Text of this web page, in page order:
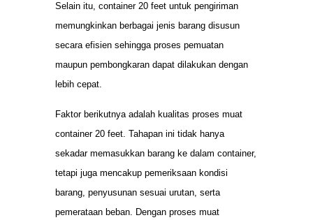
Selain itu, container 20 feet untuk pengiriman
memungkinkan berbagai jenis barang disusun
secara efisien sehingga proses pemuatan
maupun pembongkaran dapat dilakukan dengan
lebih cepat.
Faktor berikutnya adalah kualitas proses muat
container 20 feet. Tahapan ini tidak hanya
sekadar memasukkan barang ke dalam container,
tetapi juga mencakup pemeriksaan kondisi
barang, penyusunan sesuai urutan, serta
pemerataan beban. Dengan proses muat